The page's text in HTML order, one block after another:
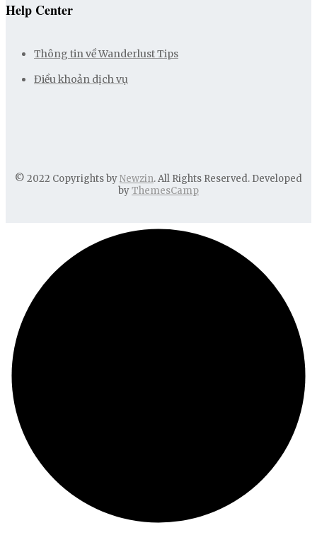
Help Center
Thông tin về Wanderlust Tips
Điều khoản dịch vụ
© 2022 Copyrights byNewzin. All Rights Reserved. Developed
byThemesCamp